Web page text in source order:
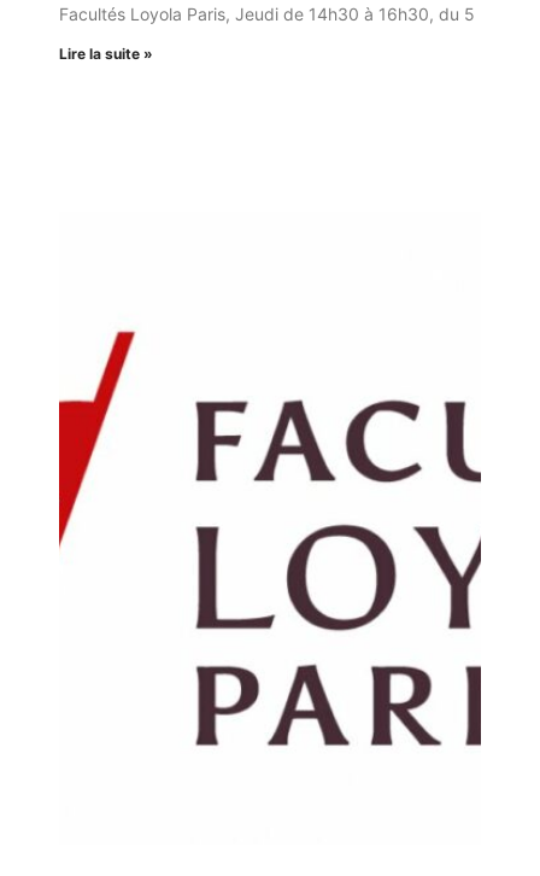
Facultés Loyola Paris, Jeudi de 14h30 à 16h30, du 5
Lire la suite »